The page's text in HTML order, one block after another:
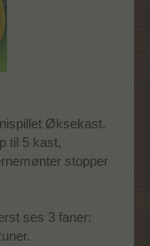
Øksekast.
til 5 kast,
stopper
ses 3 faner: